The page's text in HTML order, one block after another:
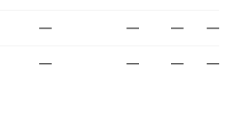
— — — —
— — — —